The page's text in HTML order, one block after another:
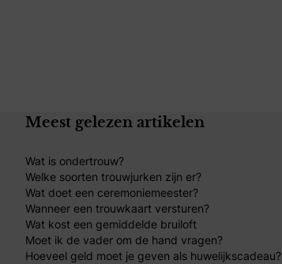
Meest gelezen artikelen
Wat is ondertrouw?
Welke soorten trouwjurken zijn er?
Wat doet een ceremoniemeester?
Wanneer een trouwkaart versturen?
Wat kost een gemiddelde bruiloft
Moet ik de vader om de hand vragen?
Hoeveel geld moet je geven als huwelijkscadeau?